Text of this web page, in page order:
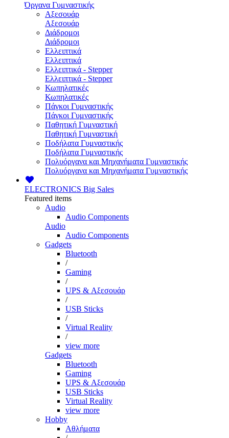
Όργανα Γυμναστικής
Αξεσουάρ
Αξεσουάρ
Διάδρομοι
Διάδρομοι
Ελλειπτικά
Ελλειπτικά
Ελλειπτικά - Stepper
Ελλειπτικά - Stepper
Κωπηλατικές
Κωπηλατικές
Πάγκοι Γυμναστικής
Πάγκοι Γυμναστικής
Παθητική Γυμναστική
Παθητική Γυμναστική
Ποδήλατα Γυμναστικής
Ποδήλατα Γυμναστικής
Πολυόργανα και Μηχανήματα Γυμναστικής
Πολυόργανα και Μηχανήματα Γυμναστικής
ELECTRONICS Big Sales
Featured items
Audio
Audio Components
Audio
Audio Components
Gadgets
Bluetooth
/
Gaming
/
UPS & Αξεσουάρ
/
USB Sticks
/
Virtual Reality
/
view more
Gadgets
Bluetooth
Gaming
UPS & Αξεσουάρ
USB Sticks
Virtual Reality
view more
Hobby
Αθλήματα